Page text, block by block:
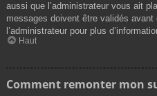
aussi que l’administrateur vous ait
messages doivent être validés avant
l’administrateur pour plus
Haut
Comment remonter mon